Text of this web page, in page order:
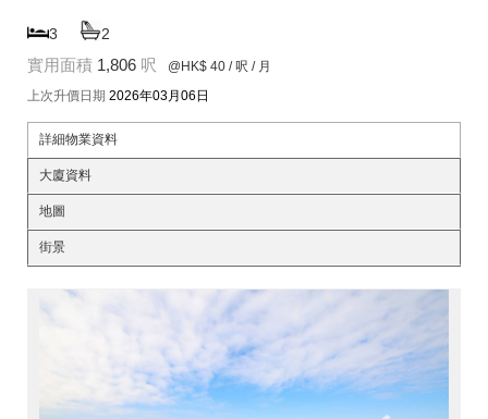
3 2
實用面積 1,806 呎 @HK$ 40 / 呎 / 月
上次升價日期 2026年03月06日
詳細物業資料
大廈資料
地圖
街景